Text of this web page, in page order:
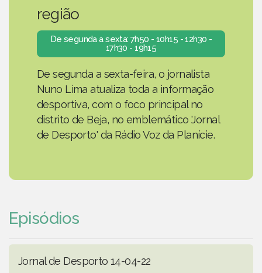
região
De segunda a sexta: 7h50 - 10h15 - 12h30 -
17h30 - 19h15
De segunda a sexta-feira, o jornalista
Nuno Lima atualiza toda a informação
desportiva, com o foco principal no
distrito de Beja, no emblemático 'Jornal
de Desporto' da Rádio Voz da Planície.
Episódios
Jornal de Desporto 14-04-22